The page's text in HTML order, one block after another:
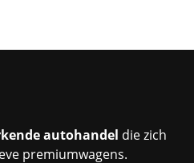
autohandel die zich
premiumwagens.